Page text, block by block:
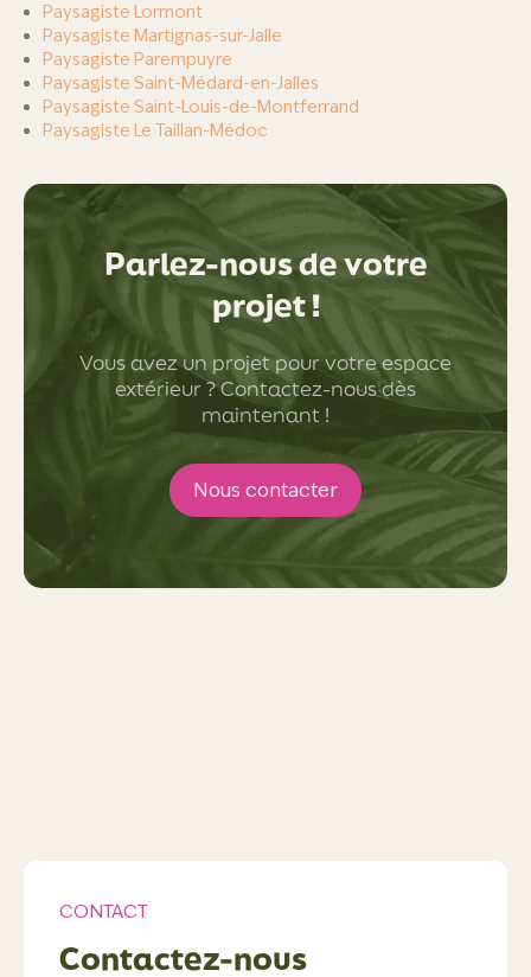
Paysagiste Lormont
Paysagiste Martignas-sur-Jalle
Paysagiste Parempuyre
Paysagiste Saint-Médard-en-Jalles
Paysagiste Saint-Louis-de-Montferrand
Paysagiste Le Taillan-Médoc
Parlez-nous de votre
projet !
Vous avez un projet pour votre espace
extérieur ? Contactez-nous dès
maintenant !
Nous contacter
CONTACT
Contactez-nous